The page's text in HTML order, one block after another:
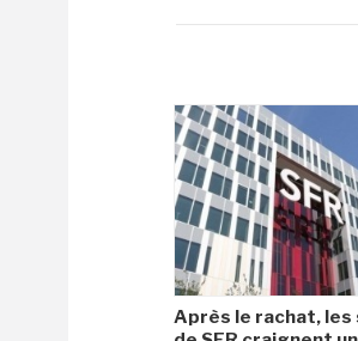
Après le rachat, les